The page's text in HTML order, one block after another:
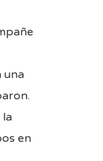
una
la
en